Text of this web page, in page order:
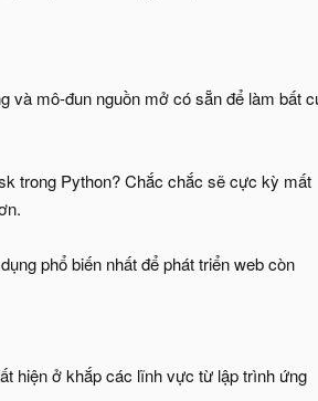
và mô-đun nguồn mở có sẵn để làm bất
trong Python? Chắc chắc sẽ cực kỳ mất
phổ biến nhất để phát triển web còn
hiện ở khắp các lĩnh vực từ lập trình ứng